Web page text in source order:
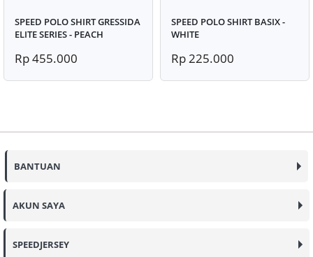
SPEED POLO SHIRT GRESSIDA
ELITE SERIES - PEACH
Rp 455.000
SPEED POLO SHIRT BASIX -
WHITE
Rp 225.000
BANTUAN
AKUN SAYA
SPEEDJERSEY